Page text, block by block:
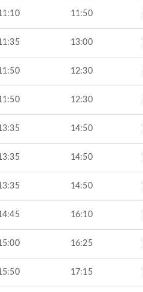
11:50
13:00
12:30
12:30
14:50
14:50
14:50
16:10
16:25
17:15